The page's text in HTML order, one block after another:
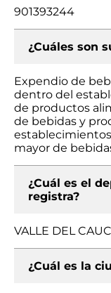
901393244
¿Cuáles son
Expendio de
dentro del
de productos
de bebidas y
mayor de
¿Cuál es el
registra?
VALLE DEL
¿Cuál es la